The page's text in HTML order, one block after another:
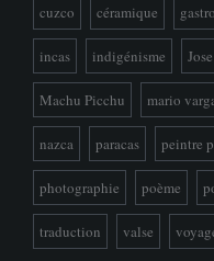
cuzco céramique
incas indigénisme
Machu Picchu mario
nazca paracas peintre
photographie poème
traduction valse